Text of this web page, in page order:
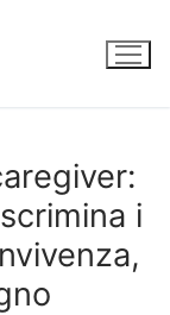
i